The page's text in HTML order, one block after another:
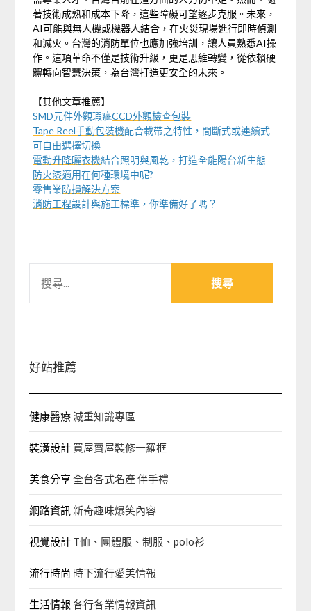
著技術成熟和成本下降，這些障礙可望逐步克服。未來，
AI可能與無人機或機器人結合，在火災現場進行即時偵測
和滅火。台灣的消防單位也應加強培訓，讓人員熟悉AI操
作。這項革命不僅是技術升級，更是思維轉變，從依賴硬
體轉向智慧決策，為台灣打造更安全的未來。
【其他文章推薦】
SMD元件外觀瑕疵CCD外觀檢查包裝
Tape Reel手動包裝機配合載帶之特性，間斷式或連續式
可自由選擇切換
電動升降曬衣機結合照明與風乾，打造全能陽台新生態
防火漆適用在何種環境中呢?
零售業防損解決方案
消防工程設計與施工標準，你準備好了嗎？
關
好站推薦
健康醫療減重知識專區
裝潢設計 買屋賣屋裝修一羅框
美食分享全台各式名產 伴手禮
網路資訊 新奇趣味爆笑內容
視覺設計 T恤、團體服、制服、polo衫
流行時尚 時下流行愛美情報
生活情報 各行各業情報資訊